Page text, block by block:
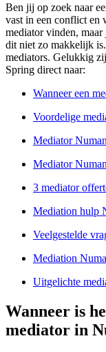
Ben jij op zoek naar
vast in een conflict en
mediator vinden,
dit niet zo makkelijk
mediators. Gelukkig
Spring direct naar:
Wanneer een
Voordelige
Mediator
Mediator
3 mediator
Mediation hulp
Veelgestelde
Mediation
Uitgelichte
Wanneer is
mediator in